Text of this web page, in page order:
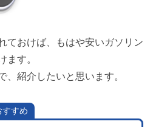
ておけば、もはや安いガソリン
ます。
、紹介したいと思います。
すすめ